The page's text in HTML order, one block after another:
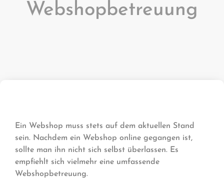
Webshopbetreuung
Ein Webshop muss stets auf dem aktuellen Stand
sein. Nachdem ein Webshop online gegangen ist,
sollte man ihn nicht sich selbst überlassen. Es
empfiehlt sich vielmehr eine umfassende
Webshopbetreuung.